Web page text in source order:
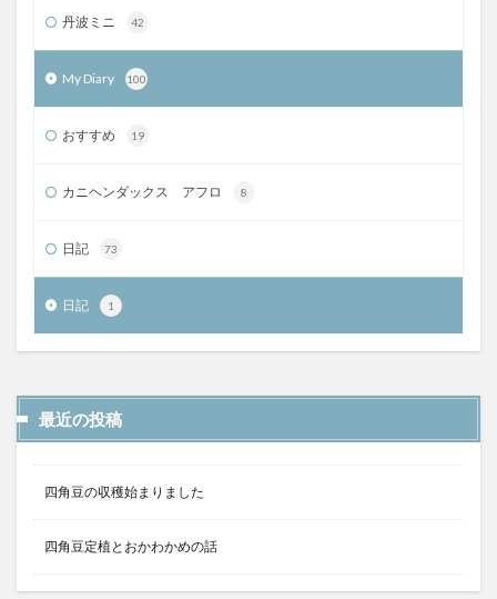
丹波ミニ 42
My Diary 100
おすすめ 19
カニヘンダックス アフロ 8
日記 73
日記 1
最近の投稿
四角豆の収穫始まりました
四角豆定植とおかわかめの話